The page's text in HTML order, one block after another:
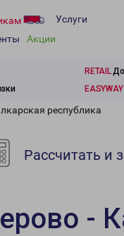
Услуги
Акции
RETAIL
EASYWAY
республика
Рассчитать и
-